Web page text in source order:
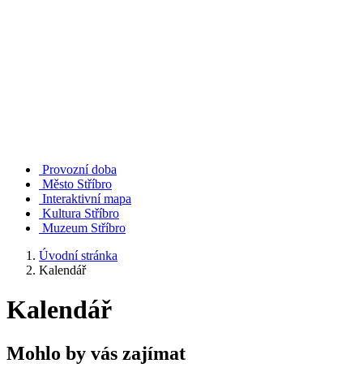
Provozní doba
Město Stříbro
Interaktivní mapa
Kultura Stříbro
Muzeum Stříbro
Úvodní stránka
Kalendář
Kalendář
Mohlo by vás zajímat